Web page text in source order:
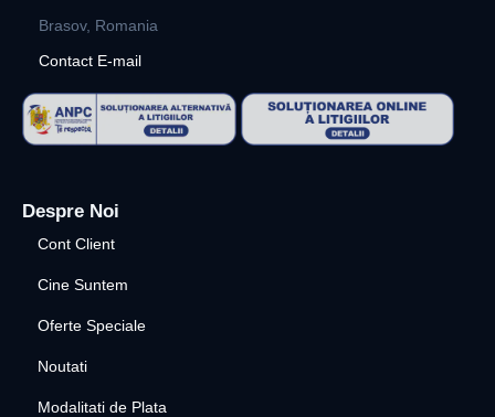
Brasov, Romania
Contact E-mail
Despre Noi
Cont Client
Cine Suntem
Oferte Speciale
Noutati
Modalitati de Plata